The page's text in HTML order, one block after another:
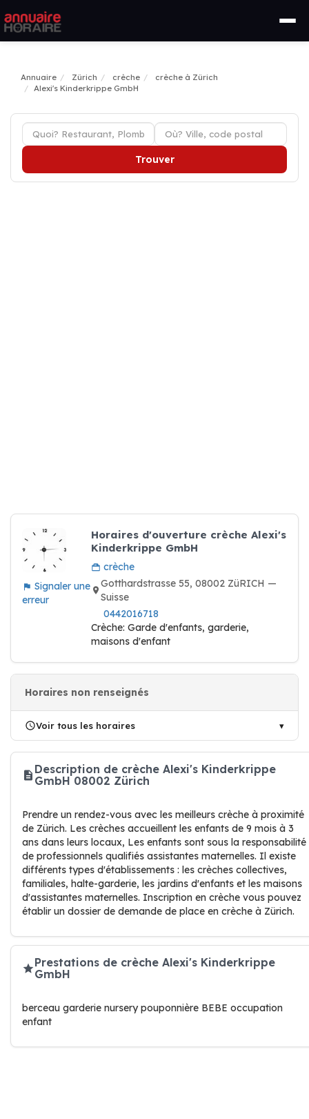
Annuaire Zürich crèche
crèche à Zürich
Alexi's Kinderkrippe GmbH
Trouver
Signaler une
erreur
Horaires d'ouverture crèche Alexi's
Kinderkrippe GmbH
crèche
Gotthardstrasse 55, 08002 ZüRICH —
Suisse
0442016718
Crèche: Garde d'enfants, garderie,
maisons d'enfant
Horaires non renseignés
Voir tous les horaires
Description de crèche Alexi's Kinderkrippe
GmbH 08002 Zürich
Prendre un rendez-vous avec les meilleurs crèche à proximité
de Zürich. Les crèches accueillent les enfants de 9 mois à 3
ans dans leurs locaux, Les enfants sont sous la responsabilité
de professionnels qualifiés assistantes maternelles. Il existe
différents types d'établissements : les crèches collectives,
familiales, halte-garderie, les jardins d'enfants et les maisons
d'assistantes maternelles. Inscription en crèche vous pouvez
établir un dossier de demande de place en crèche à Zürich.
Prestations de crèche Alexi's Kinderkrippe
GmbH
berceau garderie nursery pouponnière BEBE occupation
enfant